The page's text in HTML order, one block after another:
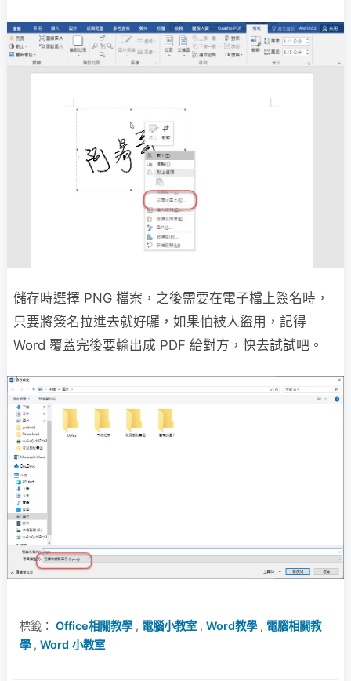
儲存時選擇 PNG 檔案，之後需要在電子檔上簽名時，
只要將簽名拉進去就好囉，如果怕被人盜用，記得
Word 覆蓋完後要輸出成 PDF 給對方，快去試試吧。
標籤： Office相關教學, 電腦小教室 , Word教學, 電腦相關教
學, Word 小教室